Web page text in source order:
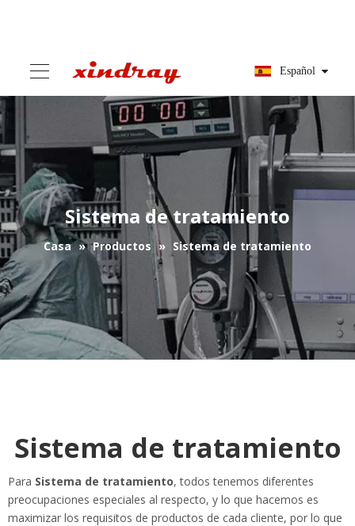
Español
Sistema de tratamiento
Casa » Productos » Sistema de tratamiento
Sistema de tratamiento
Para Sistema de tratamiento, todos tenemos diferentes
preocupaciones especiales al respecto, y lo que hacemos es
maximizar los requisitos de productos de cada cliente, por lo que